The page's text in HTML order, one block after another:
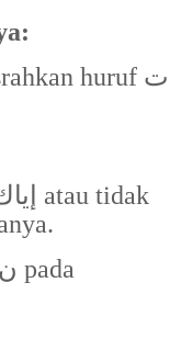
huruf ت
atau tidak
ن pada